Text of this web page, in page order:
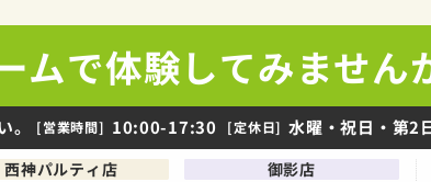
ムで体験してみません
。 [営業時間] 10:00-17:30 [定休日] 水曜・祝日・第2
西神パルティ店 御影店